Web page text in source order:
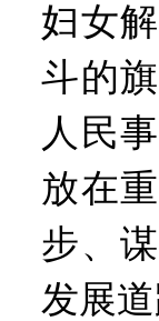
妇女
斗的
人民
放在
步、
发展道